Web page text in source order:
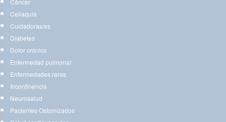
Cáncer
Celiaquía
Cuidadoras/es
Diabetes
Dolor crónico
Enfermedad pulmonar
Enfermedades raras
Incontinencia
Neurosalud
Pacientes Ostomizados